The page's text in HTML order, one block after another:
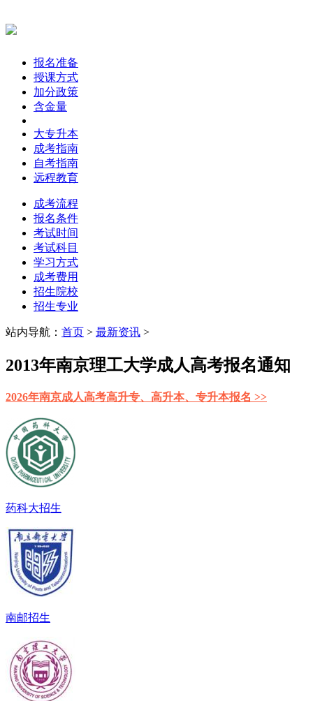
报名准备
授课方式
加分政策
含金量
大专升本
成考指南
自考指南
远程教育
成考流程
报名条件
考试时间
考试科目
学习方式
成考费用
招生院校
招生专业
站内导航： 首页 > 最新资讯 >
2013年南京理工大学成人高考报名通知
2026年南京成人高考高升专、高升本、专升本报名 >>
药科大招生
南邮招生